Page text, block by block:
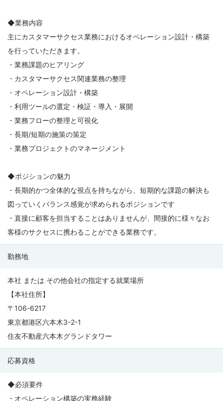
◆業務内容
主にカスタマーサクセス業務におけるオペレーション設計・構築
を行っていただきます。
・業務課題のヒアリング
・カスタマーサクセス関連業務の整理
・オペレーション設計・構築
・利用ツールの選定・検証・導入・展開
・業務フローの整理と可視化
・長期/短期の施策の策定
・業務プロジェクトのマネージメント
◆ポジションの魅力
・長期的かつ全体的な視点を持ちながら、短期的な課題の解決も
図っていくバランス感覚が求められるポジションです
・直接に顧客を担当することはありませんが、間接的に様々なお
客様のサクセスに携わることができる業務です。
勤務地
本社 または その他会社の指定する就業場所
【本社住所】
〒106-6217
東京都港区六本木3-2-1
住友不動産六本木グランドタワー
応募資格
◆必須要件
・オペレーション構築の実務経験